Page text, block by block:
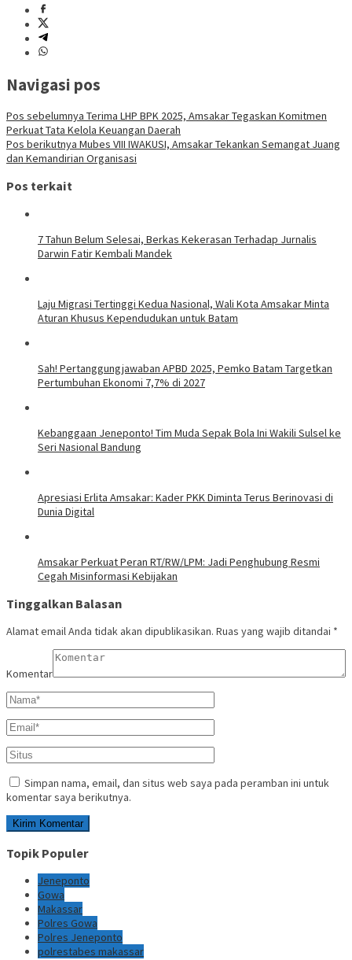
Navigasi pos
Pos sebelumnya Terima LHP BPK 2025, Amsakar Tegaskan Komitmen
Perkuat Tata Kelola Keuangan Daerah
Pos berikutnya Mubes VIII IWAKUSI, Amsakar Tekankan Semangat Juang
dan Kemandirian Organisasi
Pos terkait
7 Tahun Belum Selesai, Berkas Kekerasan Terhadap Jurnalis
Darwin Fatir Kembali Mandek
Laju Migrasi Tertinggi Kedua Nasional, Wali Kota Amsakar Minta
Aturan Khusus Kependudukan untuk Batam
Sah! Pertanggungjawaban APBD 2025, Pemko Batam Targetkan
Pertumbuhan Ekonomi 7,7% di 2027
Kebanggaan Jeneponto! Tim Muda Sepak Bola Ini Wakili Sulsel ke
Seri Nasional Bandung
Apresiasi Erlita Amsakar: Kader PKK Diminta Terus Berinovasi di
Dunia Digital
Amsakar Perkuat Peran RT/RW/LPM: Jadi Penghubung Resmi
Cegah Misinformasi Kebijakan
Tinggalkan Balasan
Alamat email Anda tidak akan dipublikasikan. Ruas yang wajib ditandai *
Komentar
Simpan nama, email, dan situs web saya pada peramban ini untuk
komentar saya berikutnya.
Topik Populer
Jeneponto
Gowa
Makassar
Polres Gowa
Polres Jeneponto
polrestabes makassar